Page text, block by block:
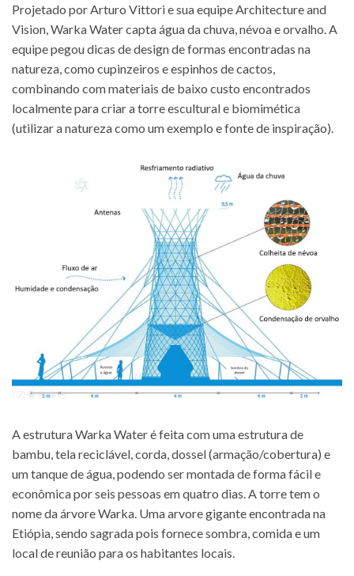
Projetado por Arturo Vittori e sua equipe Architecture and
Vision, Warka Water capta água da chuva, névoa e orvalho. A
equipe pegou dicas de design de formas encontradas na
natureza, como cupinzeiros e espinhos de cactos,
combinando com materiais de baixo custo encontrados
localmente para criar a torre escultural e biomimética
(utilizar a natureza como um exemplo e fonte de inspiração).
A estrutura Warka Water é feita com uma estrutura de
bambu, tela reciclável, corda, dossel (armação/cobertura) e
um tanque de água, podendo ser montada de forma fácil e
econômica por seis pessoas em quatro dias. A torre tem o
nome da árvore Warka. Uma arvore gigante encontrada na
Etiópia, sendo sagrada pois fornece sombra, comida e um
local de reunião para os habitantes locais.